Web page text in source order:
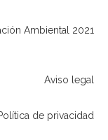
Ambiental 2021
Aviso legal
de privacidad